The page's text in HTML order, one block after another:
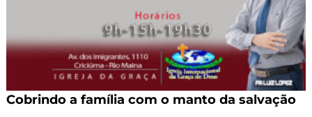
Cobrindo a família com o manto da salvação